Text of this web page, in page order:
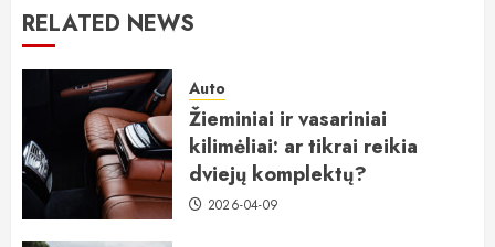
RELATED NEWS
Auto
Žieminiai ir vasariniai
kilimėliai: ar tikrai reikia
dviejų komplektų?
2026-04-09